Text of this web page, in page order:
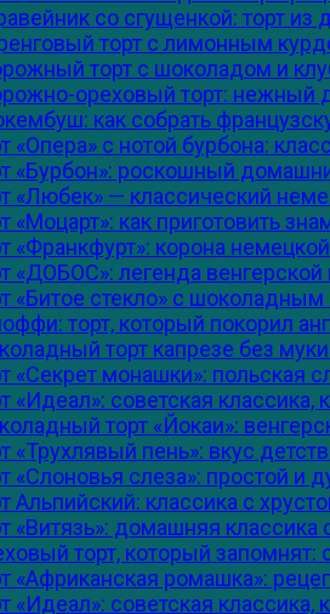
со сгущенкой: торт из
торт с лимонным
торт с шоколадом и
ореховый торт: нежный
как собрать
«Опера» с нотой бурбона:
«Бурбон»: роскошный
«Любек» — классический
«Моцарт»: как приготовить
«Франкфурт»: корона
«ДОБОС»: легенда
«Битое стекло» с
торт, который покорил
торт капрезе без
«Секрет монашки»:
«Идеал»: советская классика,
торт «Йокаи»:
«Трухлявый пень»: вкус
«Слоновья слеза»: простой и
Альпийский: классика с
«Витязь»: домашняя
торт, который
«Африканская ромашка»:
«Идеал»: советская классика,